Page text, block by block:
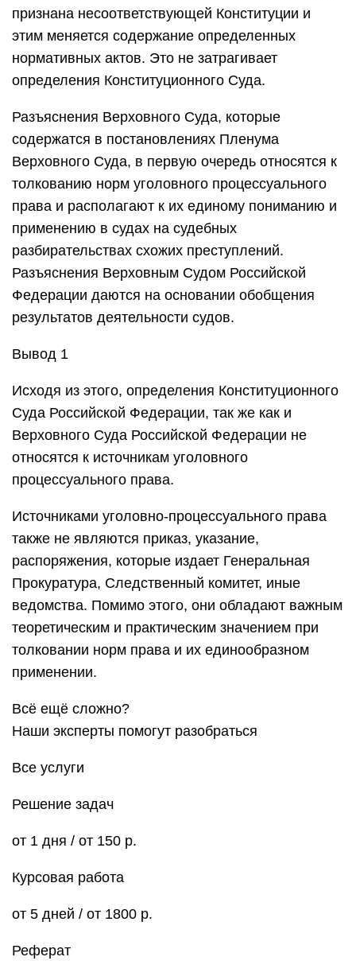
признана несоответствующей Конституции и
этим меняется содержание определенных
нормативных актов. Это не затрагивает
определения Конституционного Суда.
Разъяснения Верховного Суда, которые
содержатся в постановлениях Пленума
Верховного Суда, в первую очередь относятся к
толкованию норм уголовного процессуального
права и располагают к их единому пониманию и
применению в судах на судебных
разбирательствах схожих преступлений.
Разъяснения Верховным Судом Российской
Федерации даются на основании обобщения
результатов деятельности судов.
Вывод 1
Исходя из этого, определения Конституционного
Суда Российской Федерации, так же как и
Верховного Суда Российской Федерации не
относятся к источникам уголовного
процессуального права.
Источниками уголовно-процессуального права
также не являются приказ, указание,
распоряжения, которые издает Генеральная
Прокуратура, Следственный комитет, иные
ведомства. Помимо этого, они обладают важным
теоретическим и практическим значением при
толковании норм права и их единообразном
применении.
Всё ещё сложно?
Наши эксперты помогут разобраться
Все услуги
Решение задач
от 1 дня / от 150 р.
Курсовая работа
от 5 дней / от 1800 р.
Реферат